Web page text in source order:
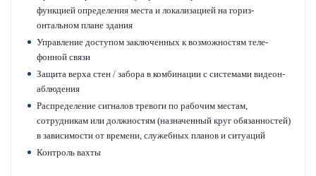
функцией опреде­л­ения места и локал­изацией на гор­и­з­
онтальном плане здания
Управ­ление дос­тупом заключенных к возможно­стям тел­е­
фонной связи
Защита верха стен / забора в комб­инации с сис­темами видеон­
аблюдения
Распреде­л­ение сигналов тревоги по рабочим местам,
сотрудникам или должно­стям (назн­аченный круг обя­занно­стей)
в зав­исимости от времени, служебных планов и ситуаций
Контроль вахты